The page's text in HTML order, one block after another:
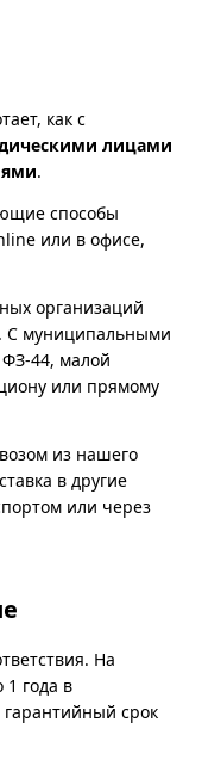
как с
лицами
.
способы
или в офисе,
организаций
С муниципальными
44, малой
или прямому
из нашего
в другие
или через
На
1 года в
срок